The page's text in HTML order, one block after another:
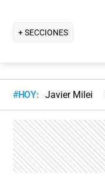
+ SECCIONES
#HOY: Javier Milei